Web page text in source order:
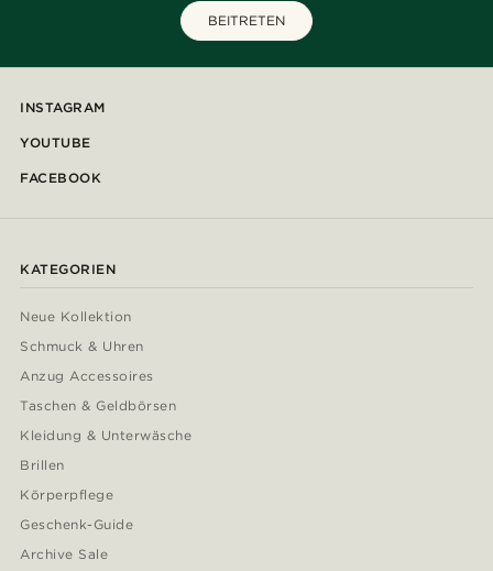
BEITRETEN
INSTAGRAM
YOUTUBE
FACEBOOK
KATEGORIEN
Neue Kollektion
Schmuck & Uhren
Anzug Accessoires
Taschen & Geldbörsen
Kleidung & Unterwäsche
Brillen
Körperpflege
Geschenk-Guide
Archive Sale